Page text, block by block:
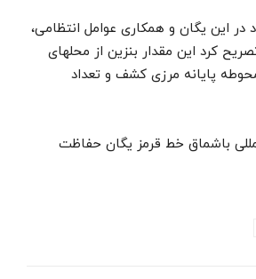
این یگان و همکاری عوامل انتظامی،
کرد این مقدار بنزین از محلهای
پایانه مرزی کشف و تعداد
باشماق خط قرمز یگان حفاظت